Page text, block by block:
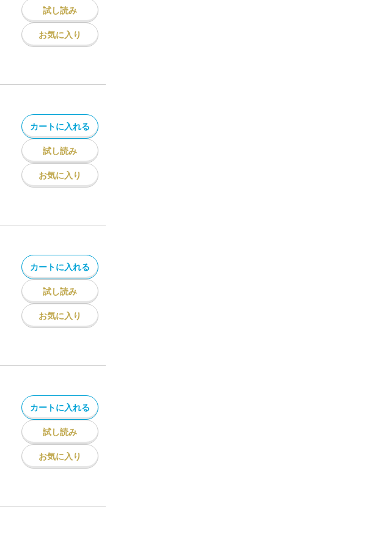
試し読み
お気に入り
カートに入れる
試し読み
お気に入り
カートに入れる
試し読み
お気に入り
カートに入れる
試し読み
お気に入り